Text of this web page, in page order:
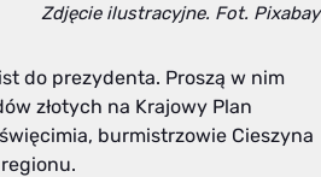
Zdjęcie ilustracyjne. Fot. Pixabay
do prezydenta. Proszą w nim
złotych na Krajowy Plan
burmistrzowie Cieszyna